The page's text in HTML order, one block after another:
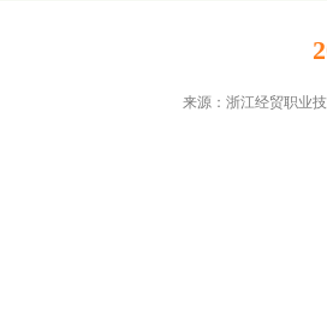
来源：浙江经贸职业